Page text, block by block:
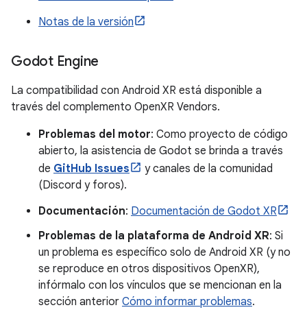
Notas de la versión
Godot Engine
La compatibilidad con Android XR está disponible a
través del complemento OpenXR Vendors.
Problemas del motor: Como proyecto de código
abierto, la asistencia de Godot se brinda a través
de GitHub Issues
y canales de la comunidad
(Discord y foros).
Documentación: Documentación de Godot XR
Problemas de la plataforma de Android XR: Si
un problema es específico solo de Android XR (y no
se reproduce en otros dispositivos OpenXR),
infórmalo con los vínculos que se mencionan en la
sección anterior Cómo informar problemas.